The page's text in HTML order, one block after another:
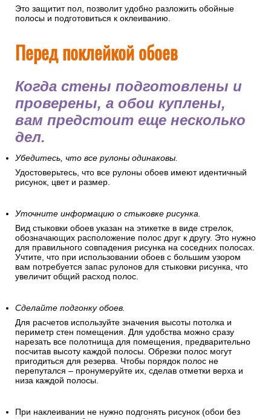
Это защитит пол, позволит удобно разложить обойные
полосы и подготовиться к оклеиванию.
Перед поклейкой обоев
Когда стены подготовлены и
проверены, а обои куплены,
вам предстоит еще несколько
дел.
Убедитесь, что все рулоны одинаковы.
Удостоверьтесь, что все рулоны обоев имеют идентичный
рисунок, цвет и размер.
Уточните информацию о стыковке рисунка.
Вид стыковки обоев указан на этикетке в виде стрелок,
обозначающих расположение полос друг к другу. Это нужно
для правильного совпадения рисунка на соседних полосах.
Учтите, что при использовании обоев с большим узором
вам потребуется запас рулонов для стыковки рисунка, что
увеличит общий расход полос.
Сделайте подгонку обоев.
Для расчетов используйте значения высоты потолка и
периметр стен помещения. Для удобства можно сразу
нарезать все полотнища для помещения, предварительно
посчитав высоту каждой полосы. Обрезки полос могут
пригодиться для резерва. Чтобы порядок полос не
перепутался – пронумеруйте их, сделав отметки верха и
низа каждой полосы.
При наклеивании не нужно подгонять рисунок (обои без